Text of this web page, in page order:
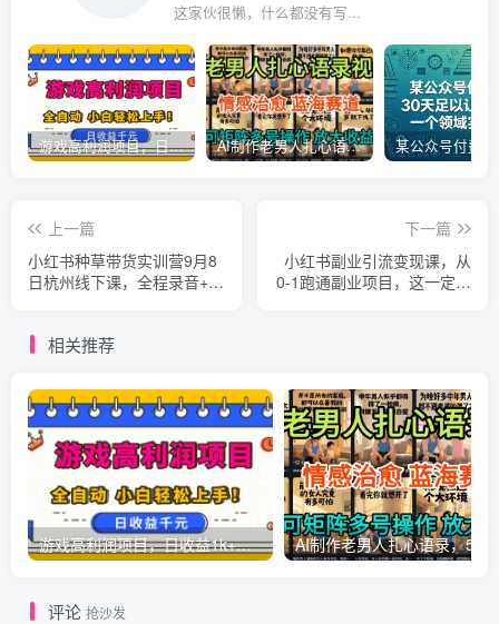
这家伙很懒，什么都没有写...
游戏高利润项目，日收益1k+，全自动，无需值守，解放双手，小白轻松上手【揭秘】 AI制作老男人扎心语录，5分钟一条，操作简单，流量非常大，保姆级教程
上一篇
小红书种草带货实训营9月8
日杭州线下课，全程录音+字
下一篇
小红书副业引流变现课，从
0-1跑通副业项目，这一定能
相关推荐
游戏高利润项目，日收益1k+，全自动，无需值守，解放双手，小白轻松上手【揭秘】
评论 抢沙发